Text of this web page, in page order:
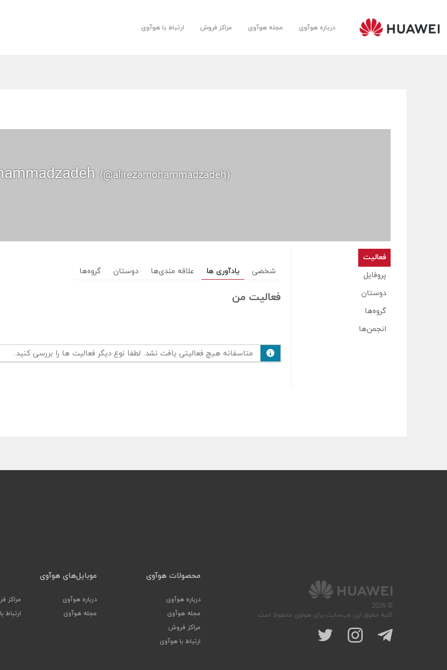
درباره هوآوی مجله هوآوی مراکز فروش ارتباط با هوآوی
(@alirezamohammadzadeh)
فعالیت
پروفایل
دوستان
گروه‌ها
انجمن‌ها
شخصی یادآوری ها علاقه مندی‌ها دوستان گروه‌ها
فعالیت من
متاسفانه هیچ فعالیتی یافت نشد. لطفا نوع دیگر فعالیت ها را بررسی کنید.
© 2026
کلیه حقوق این وب‌سایت برای هواوی محفوظ است
محصولات هوآوی
درباره هوآوی
مجله هوآوی
مراکز فروش
ارتباط با هوآوی
موبایل‌های هوآوی
درباره هوآوی
مجله هوآوی
مراکز
ارتباط